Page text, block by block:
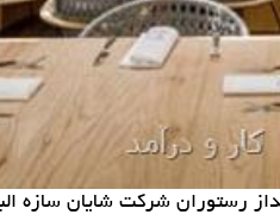
رستوران شركت شایان سازه